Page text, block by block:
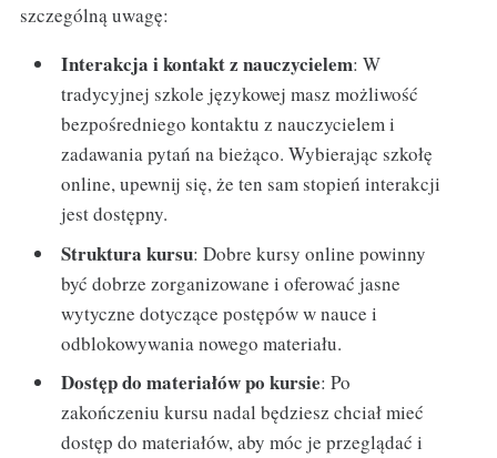
szczególną uwagę:
Interakcja i kontakt z nauczycielem: W
tradycyjnej szkole językowej masz możliwość
bezpośredniego kontaktu z nauczycielem i
zadawania pytań na bieżąco. Wybierając szkołę
online, upewnij się, że ten sam stopień interakcji
jest dostępny.
Struktura kursu: Dobre kursy online powinny
być dobrze zorganizowane i oferować jasne
wytyczne dotyczące postępów w nauce i
odblokowywania nowego materiału.
Dostęp do materiałów po kursie: Po
zakończeniu kursu nadal będziesz chciał mieć
dostęp do materiałów, aby móc je przeglądać i